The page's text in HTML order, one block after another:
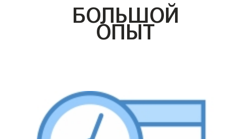
БОЛЬШОЙ
ОПЫТ